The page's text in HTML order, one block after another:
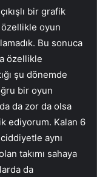
bir grafik
oyun
Bu sonuca
özellikle
şu dönemde
bir oyun
da zor da olsa
ediyorum. Kalan 6
aynı
takımı sahaya
da